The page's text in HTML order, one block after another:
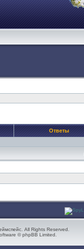
Ответы
All Rights Reserved.
© phpBB Limited.